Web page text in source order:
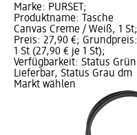
Marke: PURSET;
Produktname: Tasche
Canvas Creme / Weiß, 1 St;
Preis: 27,90 €; Grundpreis:
1 St (27,90 € je 1 St);
Verfügbarkeit: Status Grün
Lieferbar, Status Grau dm
Markt wählen